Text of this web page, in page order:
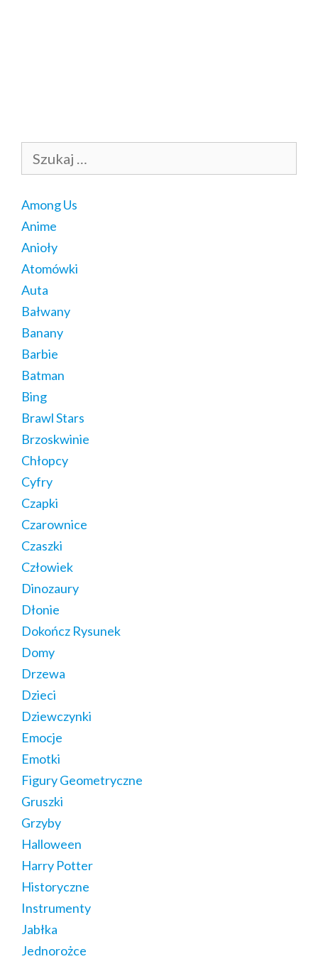
Among Us
Anime
Anioły
Atomówki
Auta
Bałwany
Banany
Barbie
Batman
Bing
Brawl Stars
Brzoskwinie
Chłopcy
Cyfry
Czapki
Czarownice
Czaszki
Człowiek
Dinozaury
Dłonie
Dokończ Rysunek
Domy
Drzewa
Dzieci
Dziewczynki
Emocje
Emotki
Figury Geometryczne
Gruszki
Grzyby
Halloween
Harry Potter
Historyczne
Instrumenty
Jabłka
Jednorożce